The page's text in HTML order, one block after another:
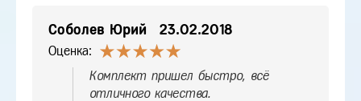
Соболев Юрий 23.02.2018
Оценка:
Комплект пришел быстро, всё
отличного качества.